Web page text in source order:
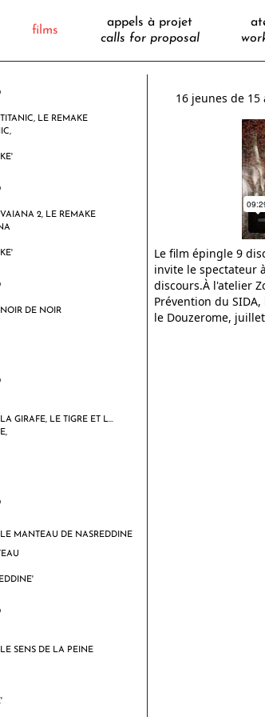
films
appels à projet
calls for proposal
TITANIC, LE REMAKE
VAIANA 2, LE REMAKE
NOIR DE NOIR
LA GIRAFE, LE TIGRE ET L...
LE MANTEAU DE NASREDDINE
LE SENS DE LA PEINE
16 jeunes de 15
Le film épingle 9
invite le spectateur
discours.À l'atelier
Prévention du
le Douzerome,